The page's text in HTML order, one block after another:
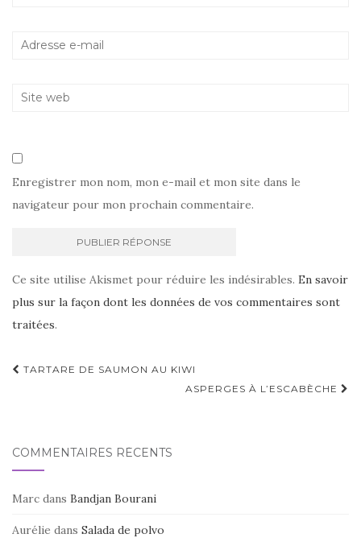
Enregistrer mon nom, mon e-mail et mon site dans le
navigateur pour mon prochain commentaire.
Ce site utilise Akismet pour réduire les indésirables. En savoir
plus sur la façon dont les données de vos commentaires sont
traitées.
Navigation
TARTARE DE SAUMON AU KIWI
ASPERGES À L’ESCABÈCHE
COMMENTAIRES RÉCENTS
Marc dans Bandjan Bourani
Aurélie dans Salada de polvo